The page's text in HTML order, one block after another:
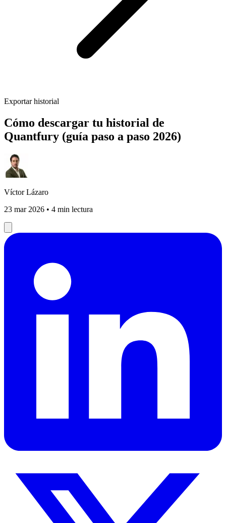
Exportar historial
Cómo descargar tu historial de
Quantfury (guía paso a paso 2026)
Víctor Lázaro
23 mar 2026 • 4 min lectura